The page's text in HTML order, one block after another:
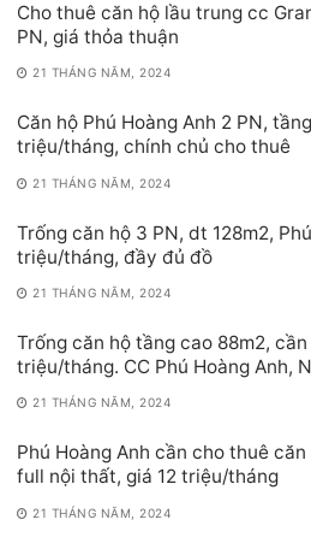
Cho thuê căn hộ lầu trung cc
PN, giá thỏa thuận
21 THÁNG NĂM, 2024
Căn hộ Phú Hoàng Anh 2 PN,
triệu/tháng, chính chủ cho thuê
21 THÁNG NĂM, 2024
Trống căn hộ 3 PN, dt 128m2,
triệu/tháng, đầy đủ đồ
21 THÁNG NĂM, 2024
Trống căn hộ tầng cao 88m2, cần
triệu/tháng. CC Phú Hoàng Anh,
21 THÁNG NĂM, 2024
Phú Hoàng Anh cần cho thuê
full nội thất, giá 12 triệu/tháng
21 THÁNG NĂM, 2024